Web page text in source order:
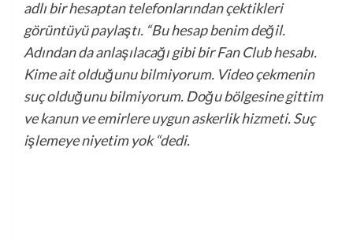
adlı bir hesaptan telefonlarından çektikleri
görüntüyü paylaştı. “Bu hesap benim değil.
Adından da anlaşılacağı gibi bir Fan Club hesabı.
Kime ait olduğunu bilmiyorum. Video çekmenin
suç olduğunu bilmiyorum. Doğu bölgesine gittim
ve kanun ve emirlere uygun askerlik hizmeti. Suç
işlemeye niyetim yok “dedi.